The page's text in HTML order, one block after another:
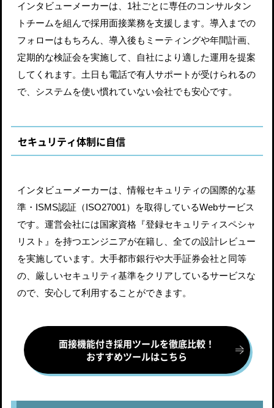
インタビューメーカーは、1社ごとに専任のコンサルタン
トチームを組んで採用面接業務を支援します。導入までの
フォローはもちろん、導入後もミーティングや年間計画、
定期的な検証会を実施して、自社により適した運用を提案
してくれます。土日も電話で有人サポートが受けられるの
で、システムを使い慣れていない会社でも安心です。
セキュリティ体制に自信
インタビューメーカーは、情報セキュリティの国際的な基
準・ISMS認証（ISO27001）を取得しているWebサービス
です。運営会社には国家資格『登録セキュリティスペシャ
リスト』を持つエンジニアが在籍し、全ての設計レビュー
を実施しています。大手都市銀行や大手証券会社と同等
の、厳しいセキュリティ基準をクリアしているサービスな
ので、安心して利用することができます。
面接機能付き採用ツールを徹底比較！
おすすめツールはこちら